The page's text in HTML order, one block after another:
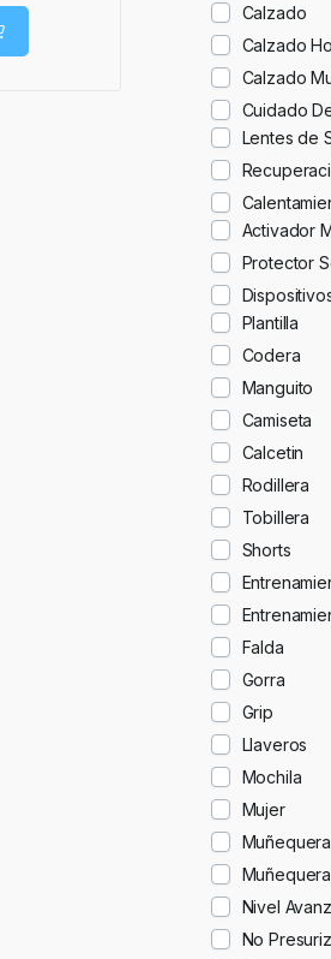
Calzado
Calzado
Calzado
Cuidado
Lentes de
Activador
Protector
Plantilla
Codera
Manguito
Camiseta
Calcetin
Rodillera
Tobillera
Shorts
Falda
Gorra
Grip
Llaveros
Mochila
Mujer
Muñequera
Nivel
No